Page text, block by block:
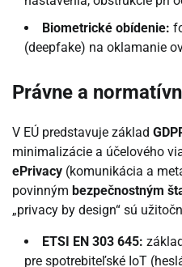
Biometrické obídenie:
(deepfake) na oklamanie
Právne a
V EÚ predstavuje základ
minimalizácie a účelového
ePrivacy (komunikácia a
povinným bezpečnostným
„privacy by design“ sú
ETSI EN 303 645:
pre spotrebiteľské IoT